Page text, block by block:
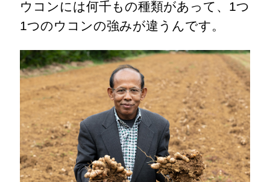
ウコンには何千もの種類があって、1つ
1つのウコンの強みが違うんです。